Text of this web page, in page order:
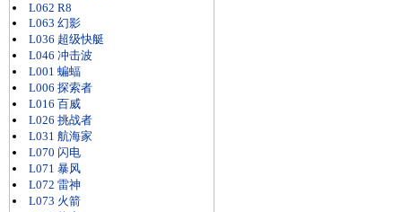
L062 R8
L063 幻影
L036 超级快艇
L046 冲击波
L001 蝙蝠
L006 探索者
L016 百威
L026 挑战者
L031 航海家
L070 闪电
L071 暴风
L072 雷神
L073 火箭